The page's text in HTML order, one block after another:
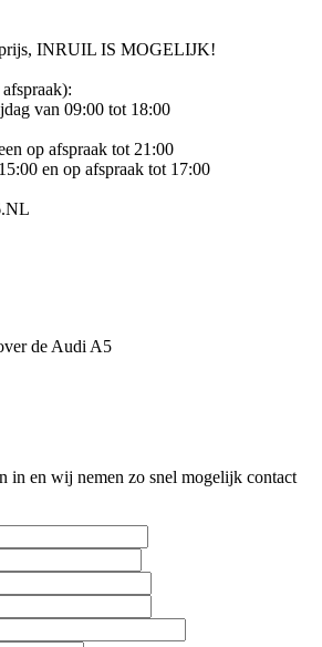
INRUIL IS MOGELIJK!
van 09:00 tot 18:00
op afspraak tot 21:00
en op afspraak tot 17:00
de Audi A5
in en wij nemen zo snel mogelijk contact